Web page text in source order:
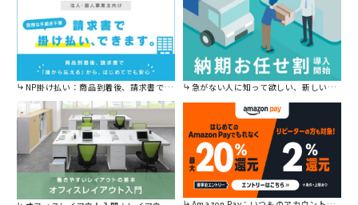
NP掛け払い：商品到着後、請求書で後から払えます。 急がない人に知って欲しい、新しい割引を始めました。